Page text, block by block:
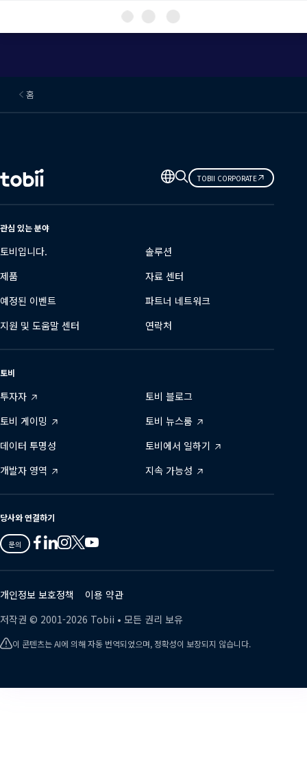
홈
언
어
변
TOBII CORPORATE
관심 있는 분야
토비입니다.
솔루션
제품
자료 센터
예정된 이벤트
파트너 네트워크
지원 및 도움말 센터
연락처
토비
투자자
토비 블로그
토비 게이밍
토비 뉴스룸
데이터 투명성
토비에서 일하기
개발자 영역
지속 가능성
당사와 연결하기
문의
Tobii
on
Facebook
Tobii
on
Linkedin
Tobii
on
Instagram
Tobii
on
Twitter
Tobii
on
Youtube
개인정보 보호정책
이용 약관
저작권 © 2001-2026 Tobii • 모든 권리 보유
이 콘텐츠는 AI에 의해 자동 번역되었으며, 정확성이 보장되지 않습니다.